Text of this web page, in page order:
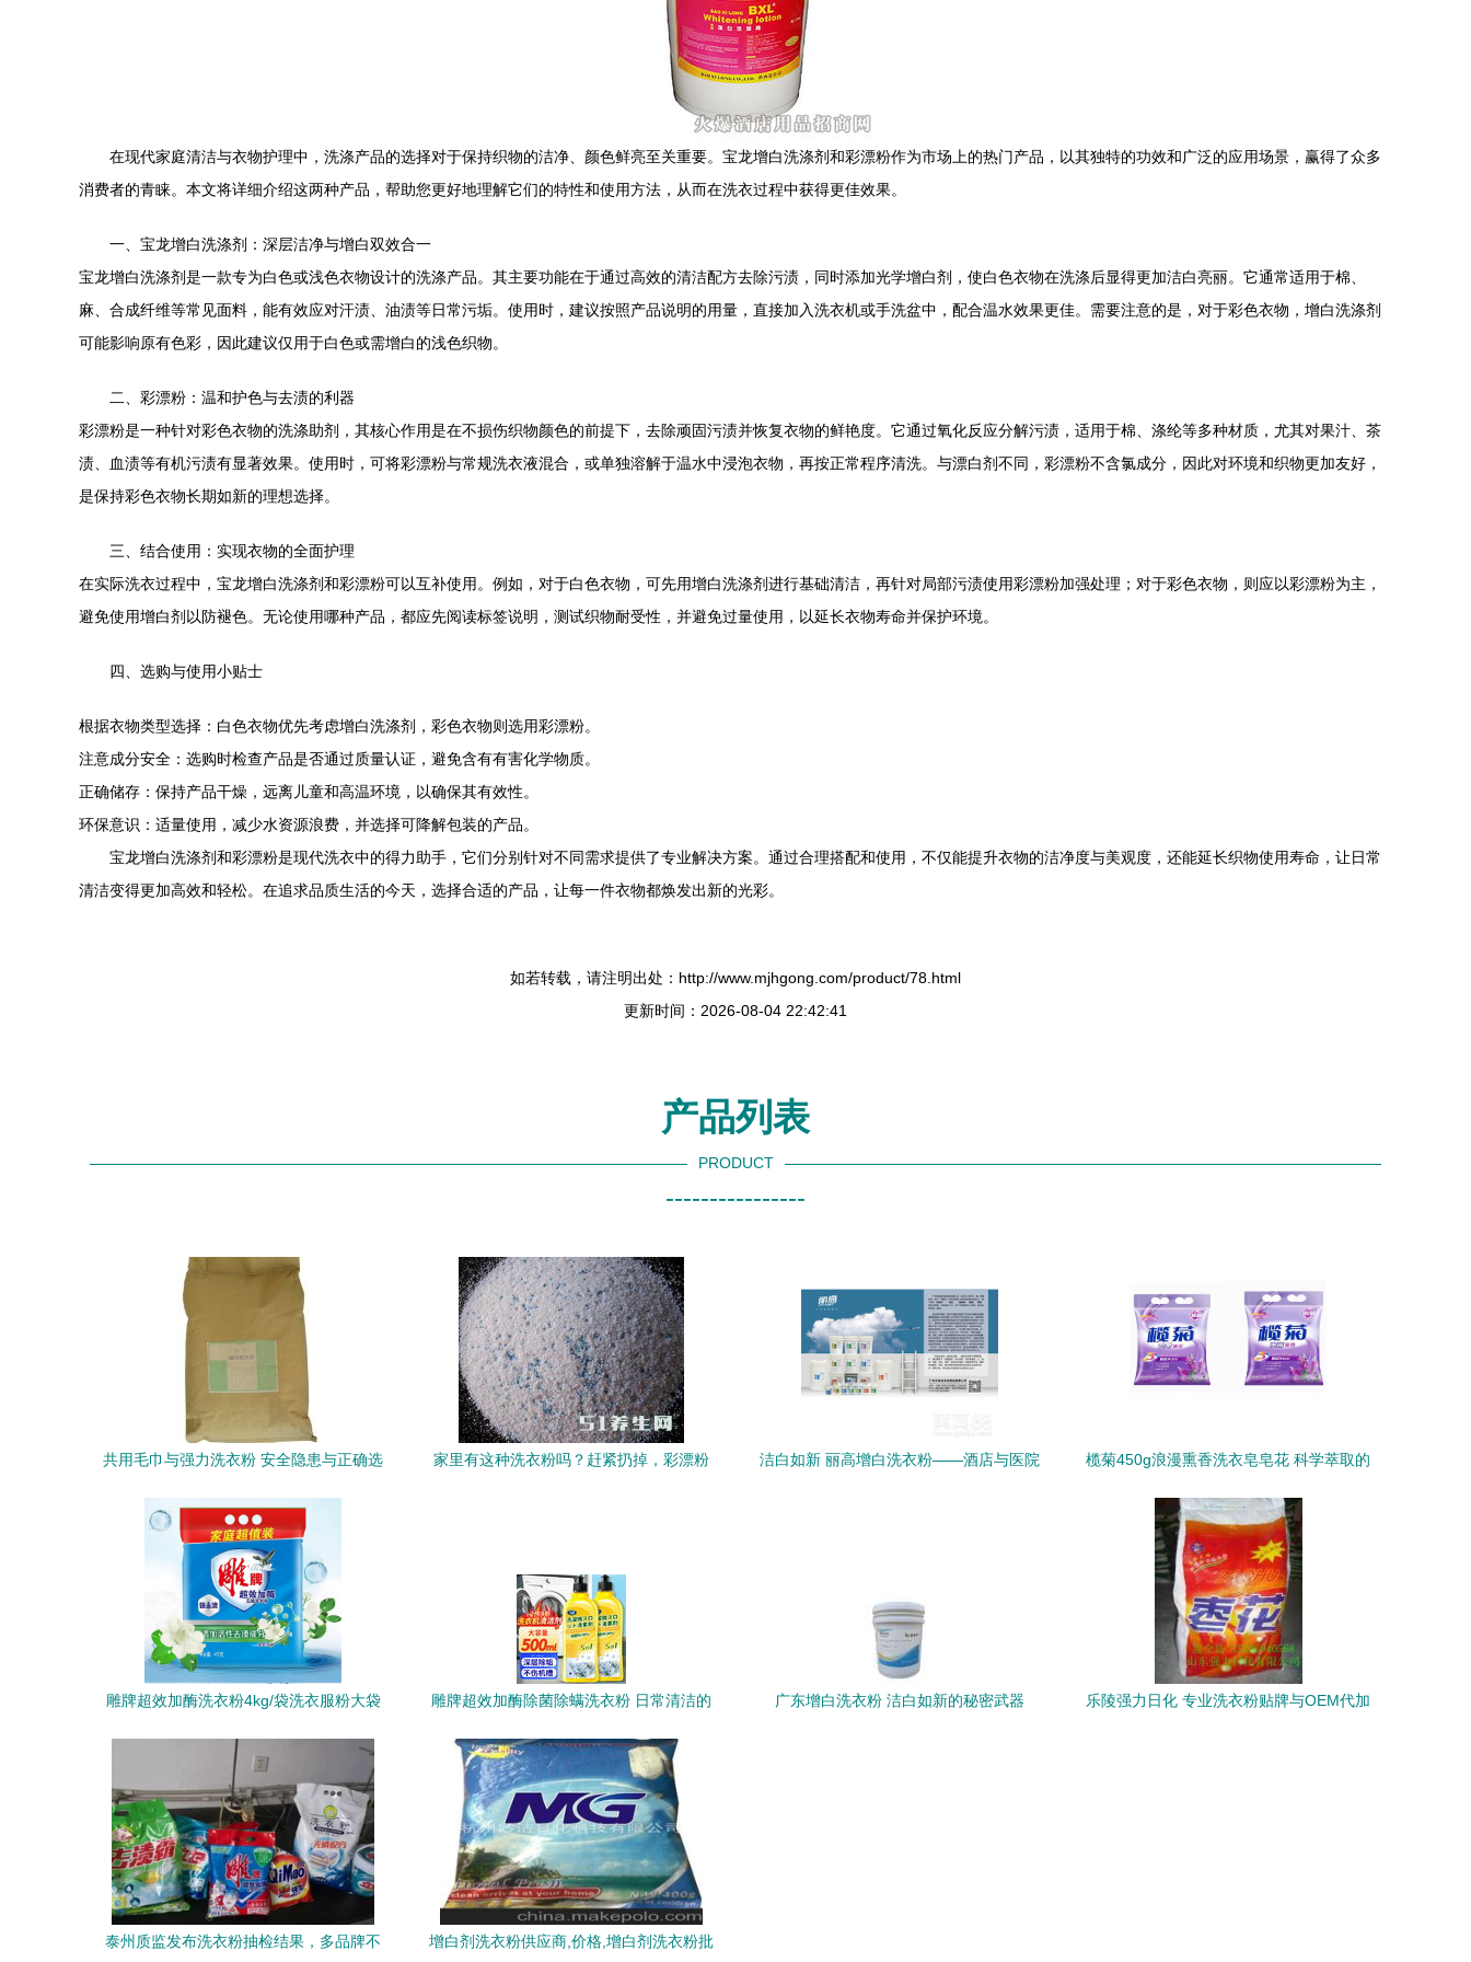
在现代家庭清洁与衣物护理中，洗涤产品的选择对于保持织物的洁净、颜色鲜亮至关重要。宝龙增白洗涤剂和彩漂粉作为市场上的热门产品，以其独特的功效和广泛的应用场景，赢得了众多
消费者的青睐。本文将详细介绍这两种产品，帮助您更好地理解它们的特性和使用方法，从而在洗衣过程中获得更佳效果。
一、宝龙增白洗涤剂：深层洁净与增白双效合一
宝龙增白洗涤剂是一款专为白色或浅色衣物设计的洗涤产品。其主要功能在于通过高效的清洁配方去除污渍，同时添加光学增白剂，使白色衣物在洗涤后显得更加洁白亮丽。它通常适用于棉、
麻、合成纤维等常见面料，能有效应对汗渍、油渍等日常污垢。使用时，建议按照产品说明的用量，直接加入洗衣机或手洗盆中，配合温水效果更佳。需要注意的是，对于彩色衣物，增白洗涤剂
可能影响原有色彩，因此建议仅用于白色或需增白的浅色织物。
二、彩漂粉：温和护色与去渍的利器
彩漂粉是一种针对彩色衣物的洗涤助剂，其核心作用是在不损伤织物颜色的前提下，去除顽固污渍并恢复衣物的鲜艳度。它通过氧化反应分解污渍，适用于棉、涤纶等多种材质，尤其对果汁、茶
渍、血渍等有机污渍有显著效果。使用时，可将彩漂粉与常规洗衣液混合，或单独溶解于温水中浸泡衣物，再按正常程序清洗。与漂白剂不同，彩漂粉不含氯成分，因此对环境和织物更加友好，
是保持彩色衣物长期如新的理想选择。
三、结合使用：实现衣物的全面护理
在实际洗衣过程中，宝龙增白洗涤剂和彩漂粉可以互补使用。例如，对于白色衣物，可先用增白洗涤剂进行基础清洁，再针对局部污渍使用彩漂粉加强处理；对于彩色衣物，则应以彩漂粉为主，
避免使用增白剂以防褪色。无论使用哪种产品，都应先阅读标签说明，测试织物耐受性，并避免过量使用，以延长衣物寿命并保护环境。
四、选购与使用小贴士
根据衣物类型选择：白色衣物优先考虑增白洗涤剂，彩色衣物则选用彩漂粉。
注意成分安全：选购时检查产品是否通过质量认证，避免含有有害化学物质。
正确储存：保持产品干燥，远离儿童和高温环境，以确保其有效性。
环保意识：适量使用，减少水资源浪费，并选择可降解包装的产品。
宝龙增白洗涤剂和彩漂粉是现代洗衣中的得力助手，它们分别针对不同需求提供了专业解决方案。通过合理搭配和使用，不仅能提升衣物的洁净度与美观度，还能延长织物使用寿命，让日常
清洁变得更加高效和轻松。在追求品质生活的今天，选择合适的产品，让每一件衣物都焕发出新的光彩。
如若转载，请注明出处：http://www.mjhgong.com/product/78.html
更新时间：2026-08-04 22:42:41
产品列表
PRODUCT
----------------
共用毛巾与强力洗衣粉 安全隐患与正确选
家里有这种洗衣粉吗？赶紧扔掉，彩漂粉
洁白如新 丽高增白洗衣粉——酒店与医院
榄菊450g浪漫熏香洗衣皂皂花 科学萃取的
雕牌超效加酶洗衣粉4kg/袋洗衣服粉大袋
雕牌超效加酶除菌除螨洗衣粉 日常清洁的
广东增白洗衣粉 洁白如新的秘密武器
乐陵强力日化 专业洗衣粉贴牌与OEM代加
泰州质监发布洗衣粉抽检结果，多品牌不 增白剂洗衣粉供应商,价格,增白剂洗衣粉批